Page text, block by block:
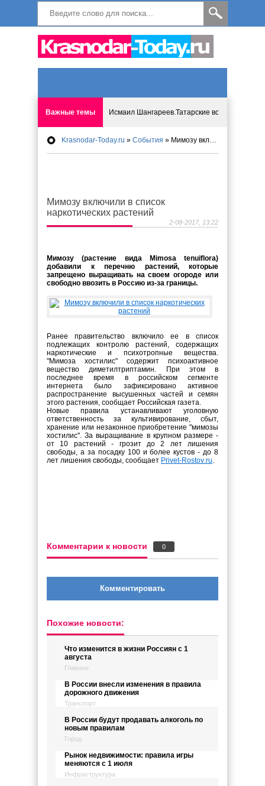
Важные темы Исмаил Шангареев.Татарские встречи на
Программа «Мир без слёз» впервые в Анапе:
Исмагил Шангареев. В поисках внутренней
Krasnodar-Today.ru » События » Мимозу включили в список наркотических растений
Мимозу включили в список
наркотических растений
2-08-2017, 13:22
Мимозу (растение вида Mimosa tenuiflora)
добавили к перечню растений, которые
запрещено выращивать на своем огороде или
свободно ввозить в Россию из-за границы.
Ранее правительство включило ее в список
подлежащих контролю растений, содержащих
наркотические и психотропные вещества.
"Мимоза хостилис" содержит психоактивное
вещество диметилтриптамин. При этом в
последнее время в российском сегменте
интернета было зафиксировано активное
распространение высушенных частей и семян
этого растения, сообщает Российская газета.
Новые правила устанавливают уголовную
ответственность за культивирование, сбыт,
хранение или незаконное приобретение "мимозы
хостилис". За выращивание в крупном размере -
от 10 растений - грозит до 2 лет лишения
свободы, а за посадку 100 и более кустов - до 8
лет лишения свободы, сообщает Privet-Rostov.ru.
Комментарии к новости 0
Комментировать
Похожие новости:
Что изменится в жизни Россиян с 1
августа
Главное
В России внесли изменения в правила
дорожного движения
Транспорт
В России будут продавать алкоголь по
новым правилам
Город
Рынок недвижимости: правила игры
меняются с 1 июля
Инфраструктура